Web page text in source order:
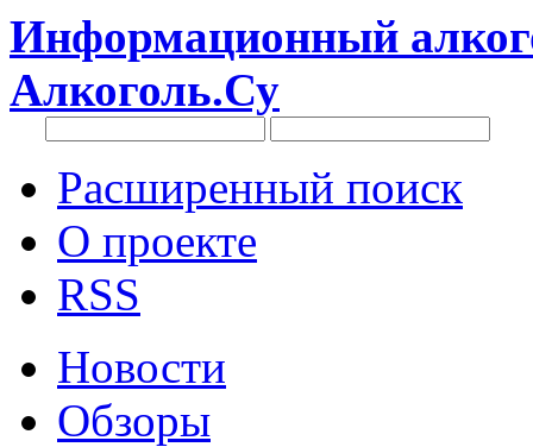
Информационный
Алкоголь.Су
Расширенный поиск
О проекте
RSS
Новости
Обзоры